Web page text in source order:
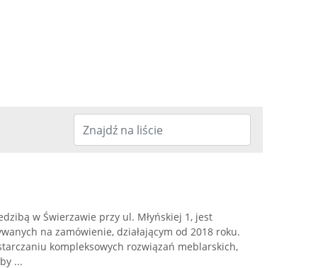
w Świerzawie przy ul. Młyńskiej 1, jest
na zamówienie, działającym od 2018 roku.
kompleksowych rozwiązań meblarskich,
...